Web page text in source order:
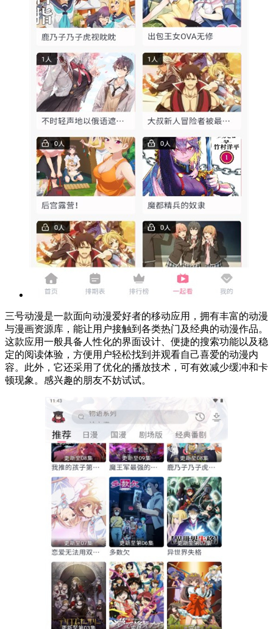
三号动漫是一款面向动漫爱好者的移动应用，拥有丰富的动漫
与漫画资源库，能让用户接触到各类热门及经典的动漫作品。
这款应用一般具备人性化的界面设计、便捷的搜索功能以及稳
定的阅读体验，方便用户轻松找到并观看自己喜爱的动漫内
容。此外，它还采用了优化的播放技术，可有效减少缓冲和卡
顿现象。感兴趣的朋友不妨试试。